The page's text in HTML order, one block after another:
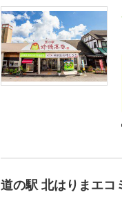
道の駅 北はりまエコ